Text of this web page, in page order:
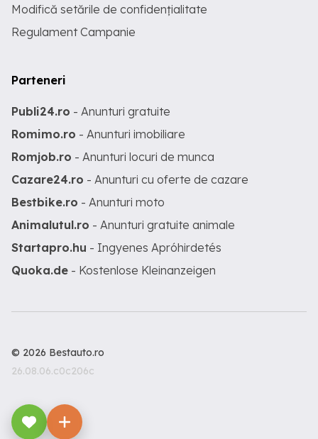
Modifică setările de confidențialitate
Regulament Campanie
Parteneri
Publi24.ro - Anunturi gratuite
Romimo.ro - Anunturi imobiliare
Romjob.ro - Anunturi locuri de munca
Cazare24.ro - Anunturi cu oferte de cazare
Bestbike.ro - Anunturi moto
Animalutul.ro - Anunturi gratuite animale
Startapro.hu - Ingyenes Apróhirdetés
Quoka.de - Kostenlose Kleinanzeigen
© 2026 Bestauto.ro
26.08.06.c0c206c